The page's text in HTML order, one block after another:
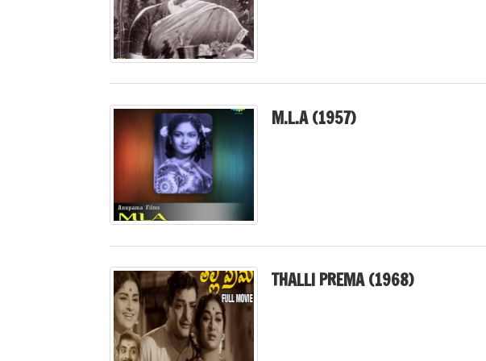
M.L.A (1957)
THALLI PREMA (1968)